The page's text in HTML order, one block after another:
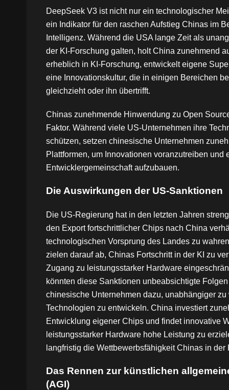
DeepSeek V3 ist nicht nur ein technologischer
ein Indikator für den raschen Aufstieg Chinas im
Intelligenz. Während die USA lange Zeit als
der KI-Forschung galten, holt China zunehmend
erheblich in KI-Forschung, entwickelt eigene
eine Innovationskultur, die in einigen Bereichen
gleichzieht oder ihn übertrifft.
Chinas zunehmende Hinwendung zu Open
Faktor. Während viele US-Unternehmen ihre
schützen, setzen chinesische Unternehmen
Plattformen, um Innovationen voranzutreiben und
Entwicklergemeinschaft aufzubauen.
Die Auswirkungen der US-Sanktionen
Die US-Regierung hat in den letzten Jahren
den Export fortschrittlicher Chips nach China
technologischen Vorsprung des Landes zu
zielen darauf ab, Chinas Fortschritt in der KI zu
Zugang zu leistungsstarker Hardware
könnten diese Sanktionen unbeabsichtigte
chinesische Unternehmen dazu, unabhängiger
Technologien zu entwickeln. China investiert
Entwicklung eigener Chips und findet innovative
leistungsstarker Hardware hohe Leistung zu
langfristig die Wettbewerbsfähigkeit Chinas in der
Das Rennen zur künstlichen
(AGI)